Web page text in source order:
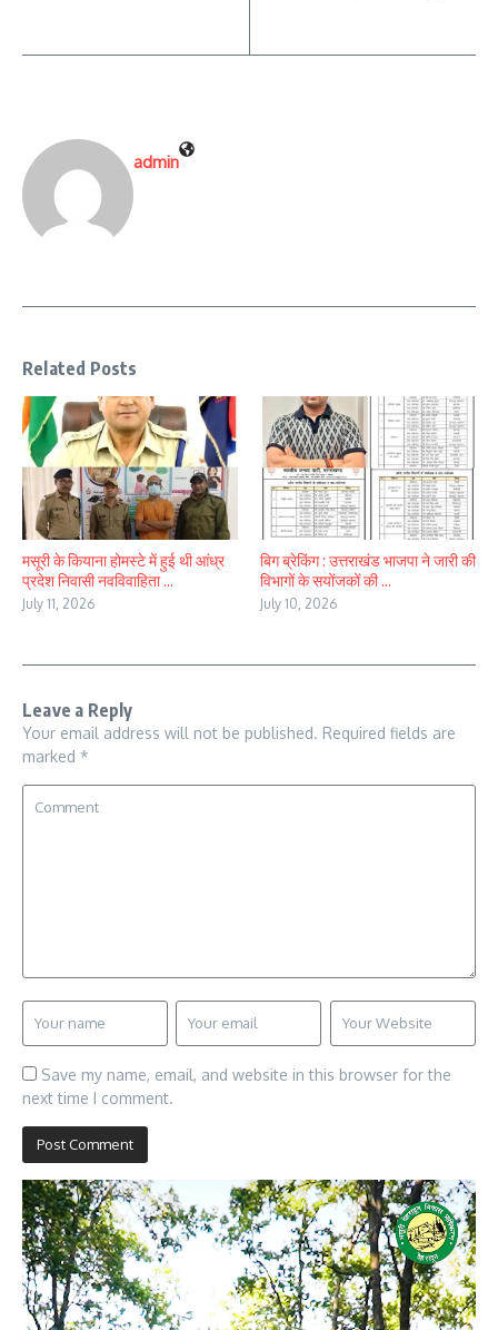
admin
Related Posts
मसूरी के कियाना होमस्टे में हुई थी आंध्र
प्रदेश निवासी नवविवाहिता ...
July 11, 2026
बिग ब्रेकिंग : उत्तराखंड भाजपा ने जारी की
विभागों के सयोंजकों की ...
July 10, 2026
Leave a Reply
Your email address will not be published. Required fields are
marked *
Save my name, email, and website in this browser for the
next time I comment.